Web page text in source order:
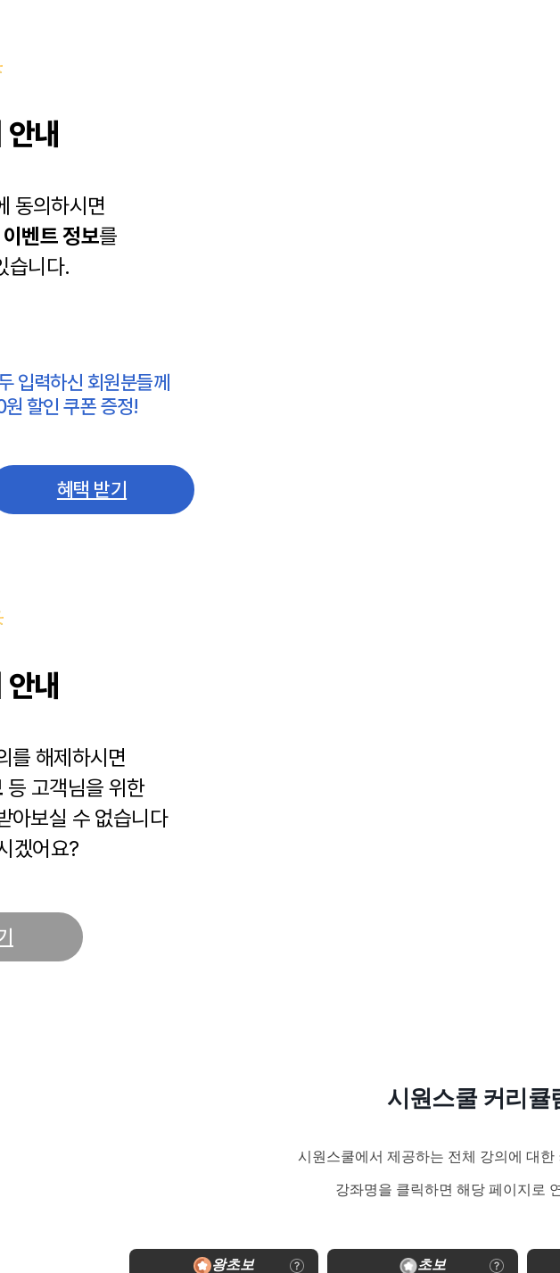
내
동의하시면
이벤트 정보를
습니다.
입력하신 회원분들께
할인 쿠폰 증정!
혜택 받기
내
를 해제하시면
등 고객님을 위한
아보실 수 없습니다
겠어요?
시원스쿨 커리큘
시원스쿨에서 제공하는 전체 강의에 대한
강좌명을 클릭하면 해당 페이지로
왕초보 초보